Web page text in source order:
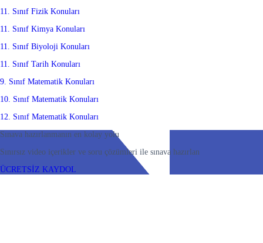
11. Sınıf Fizik Konuları
11. Sınıf Kimya Konuları
11. Sınıf Biyoloji Konuları
11. Sınıf Tarih Konuları
9. Sınıf Matematik Konuları
10. Sınıf Matematik Konuları
12. Sınıf Matematik Konuları
Sınava hazırlanmanın en kolay yolu
Sınırsız video içerikler ve soru çözümleri ile sınava hazırlan
ÜCRETSİZ KAYDOL